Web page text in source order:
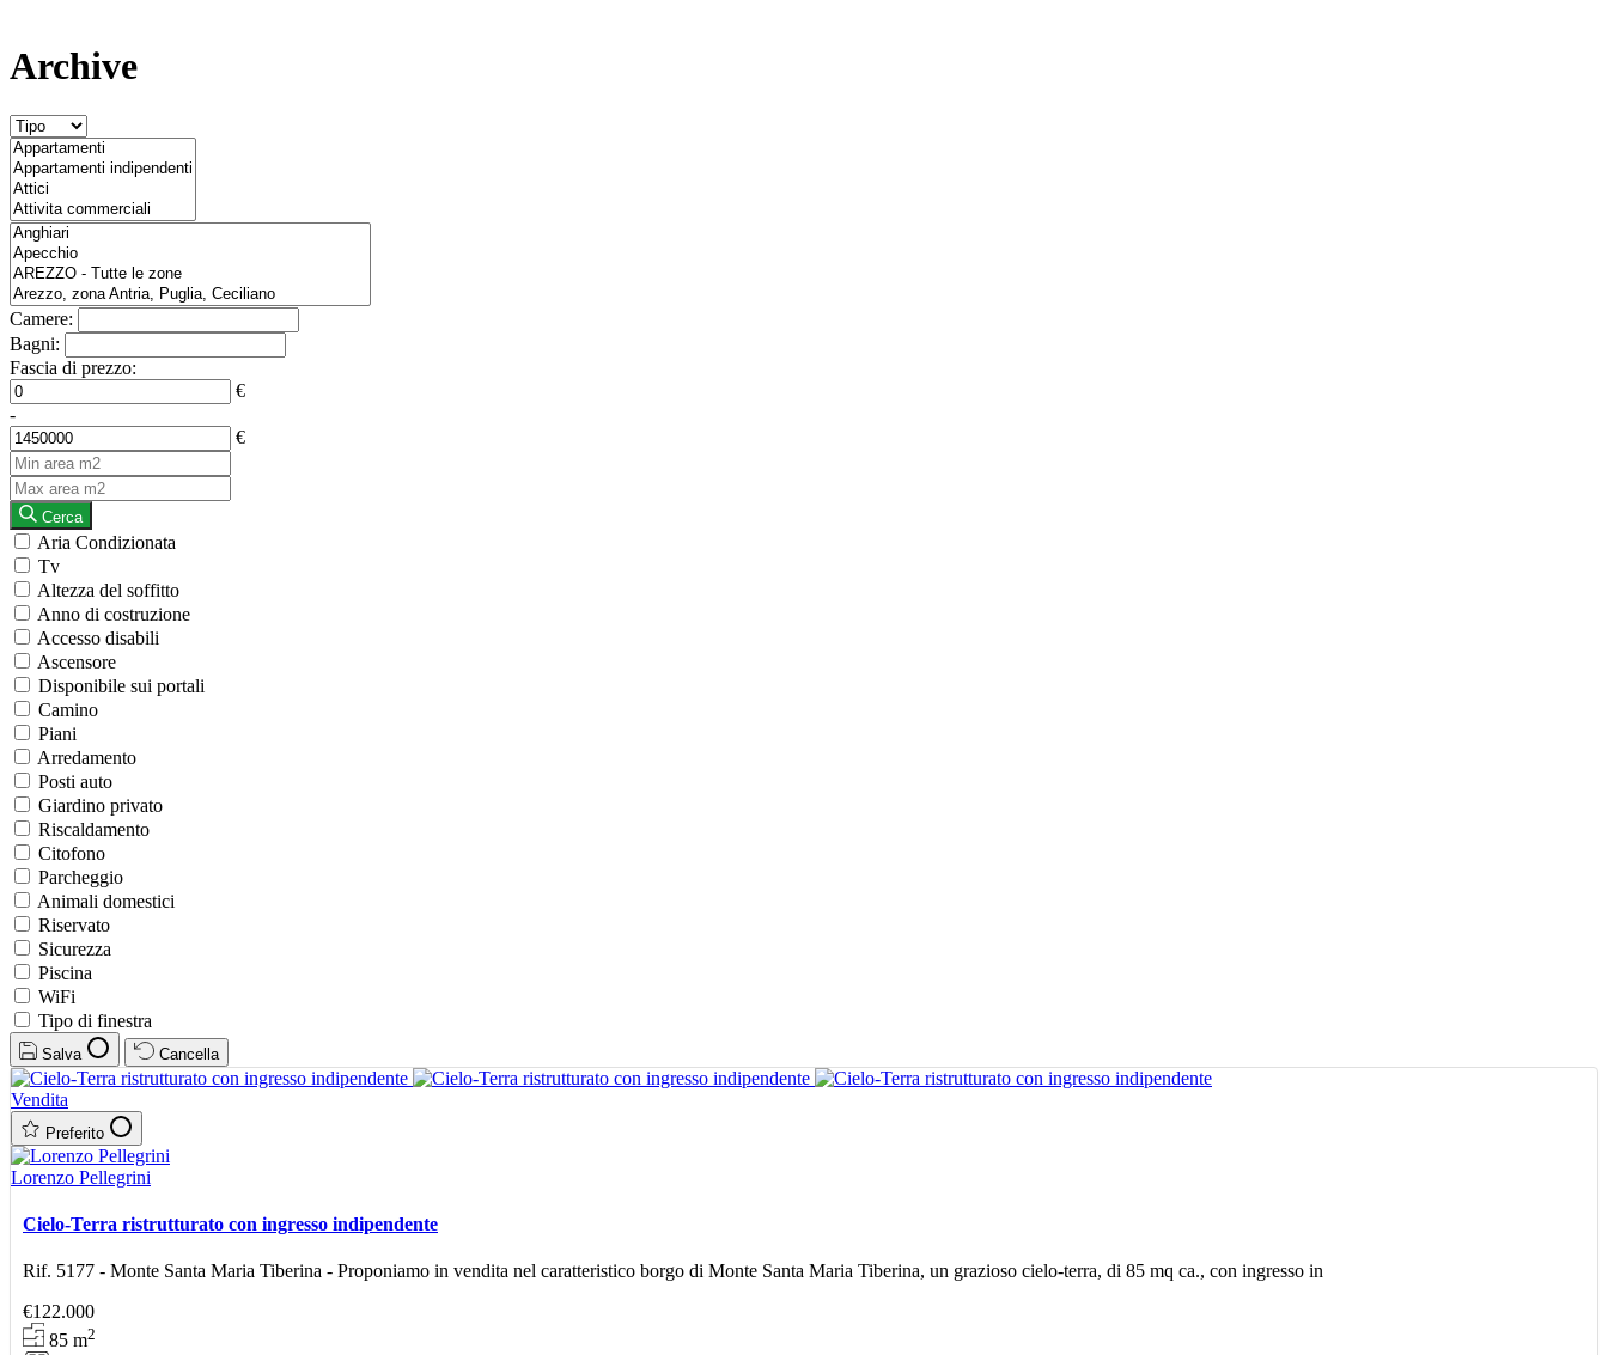
Archive
Camere:
Bagni:
Fascia di prezzo:
€
-
€
Cerca
Aria Condizionata
Tv
Altezza del soffitto
Anno di costruzione
Accesso disabili
Ascensore
Disponibile sui portali
Camino
Piani
Arredamento
Posti auto
Giardino privato
Riscaldamento
Citofono
Parcheggio
Animali domestici
Riservato
Sicurezza
Piscina
WiFi
Tipo di finestra
Salva Cancella
Vendita
Preferito
Lorenzo Pellegrini
Cielo-Terra ristrutturato con ingresso indipendente
Rif. 5177 - Monte Santa Maria Tiberina - Proponiamo in vendita nel caratteristico borgo di Monte Santa Maria Tiberina, un grazioso cielo-terra, di 85 mq ca., con ingresso in
€122.000
85m2